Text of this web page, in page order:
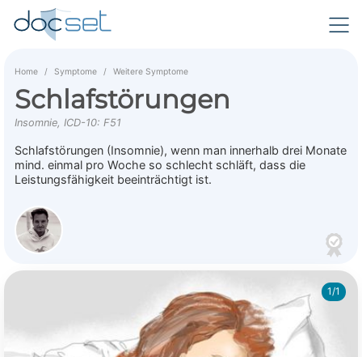
Home Symptome Weitere Symptome
Schlafstörungen
Insomnie, ICD-10: F51
Schlafstörungen (Insomnie), wenn man innerhalb drei Monate
mind. einmal pro Woche so schlecht schläft, dass die
Leistungsfähigkeit beeinträchtigt ist.
1/1